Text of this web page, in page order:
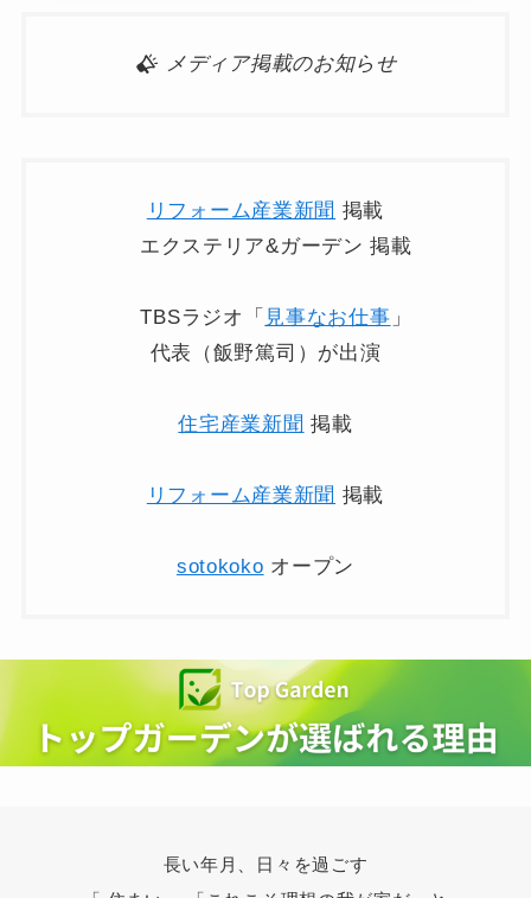
メディア掲載のお知らせ
リフォーム産業新聞 掲載
エクステリア&ガーデン 掲載
TBSラジオ「 見事なお仕事 」
代表（飯野篤司）が出演
住宅産業新聞 掲載
リフォーム産業新聞 掲載
sotokoko オープン
長い年月、日々を過ごす